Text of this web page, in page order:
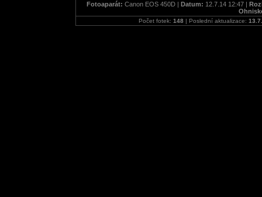
Fotoaparát: Canon EOS 450D | Datum: 12.7.14 12:47 |
Počet fotek: 148 | Poslední aktualizace: